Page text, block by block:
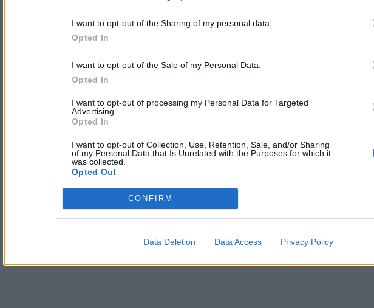
I want to opt-out of the Sharing of my personal data.
Opted In
I want to opt-out of the Sale of my Personal Data.
Opted In
I want to opt-out of processing my Personal Data for Targeted
Advertising.
Opted In
I want to opt-out of Collection, Use, Retention, Sale, and/or Sharing
of my Personal Data that Is Unrelated with the Purposes for which it
was collected.
Opted Out
CONFIRM
Data Deletion Data Access Privacy Policy